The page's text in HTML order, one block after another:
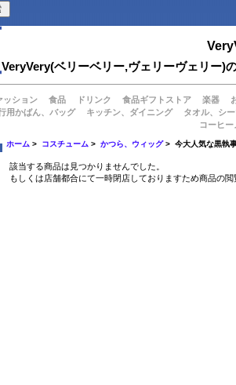
VeryVery(ベリーベリー,ヴェリーヴェリー)
ッション 食品 ドリンク 食品ギフトストア 楽器
用かばん、バッグ キッチン、ダイニング
タオル、シ
コーヒ
ホーム > コスチューム >かつら、ウィッグ> 今大人気な黒執
該当する商品は見つかりませんでした。
もしくは店舗都合にて一時閉店しておりますため商品の